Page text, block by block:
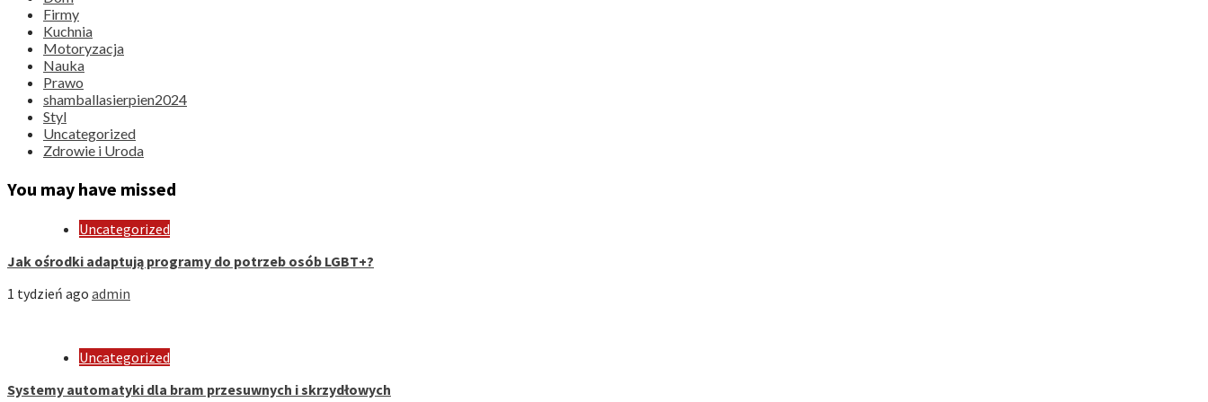
Firmy
Kuchnia
Motoryzacja
Nauka
Prawo
shamballasierpien2024
Styl
Uncategorized
Zdrowie i Uroda
You may have missed
Uncategorized
Jak ośrodki adaptują programy do potrzeb osób LGBT+?
1 tydzień ago admin
Uncategorized
Systemy automatyki dla bram przesuwnych i skrzydłowych